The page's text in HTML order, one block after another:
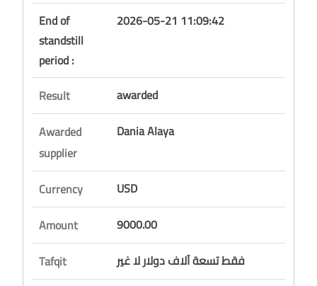
End of
standstill
period :
2026-05-21 11:09:42
Result
awarded
Awarded
supplier
Dania Alaya
Currency
USD
Amount
9000.00
Tafqit
فقط تسعة آلاف دولار لا غير